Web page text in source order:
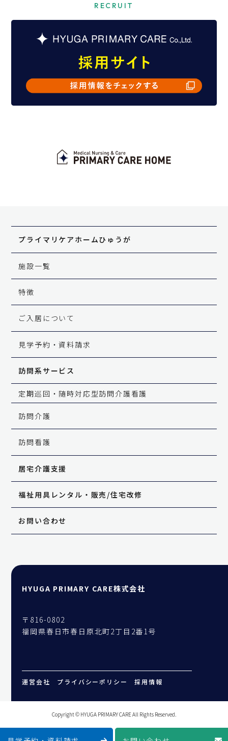
RECRUIT
プライマリケアホームひゅうが
施設一覧
特徴
ご入居について
見学予約・資料請求
訪問系サービス
定期巡回・ 随時対応型訪問介護看護
訪問介護
訪問看護
居宅介護支援
福祉用具レンタル・販売 /住宅改修
お問い合わせ
HYUGA PRIMARY CARE株式会社
〒816-0802
福岡県春日市春日原北町2丁目2番1号
運営会社 プライバシーポリシー 採用情報
Copyright © HYUGA PRIMARY CARE All Rights Reserved.